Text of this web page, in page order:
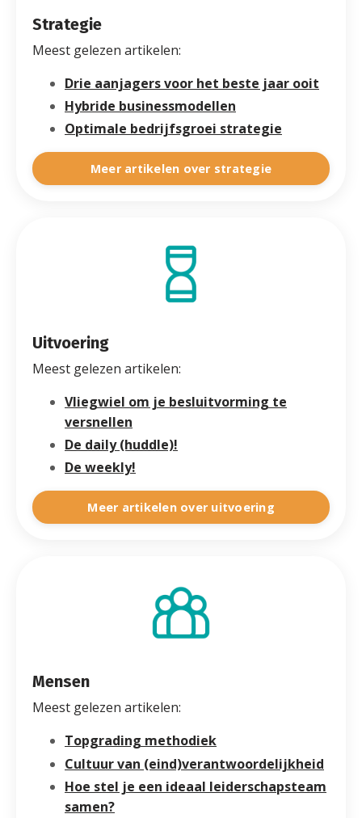
Strategie
Meest gelezen artikelen:
Drie aanjagers voor het beste jaar ooit
Hybride businessmodellen
Optimale bedrijfsgroei strategie
Meer artikelen over strategie
Uitvoering
Meest gelezen artikelen:
Vliegwiel om je besluitvorming te
versnellen
De daily (huddle)!
De weekly!
Meer artikelen over uitvoering
Mensen
Meest gelezen artikelen:
Topgrading methodiek
Cultuur van (eind)verantwoordelijkheid
Hoe stel je een ideaal leiderschapsteam
samen?